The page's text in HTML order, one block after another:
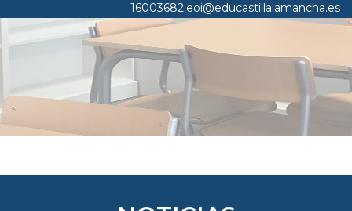
16003682.eoi@educastillalamancha.es